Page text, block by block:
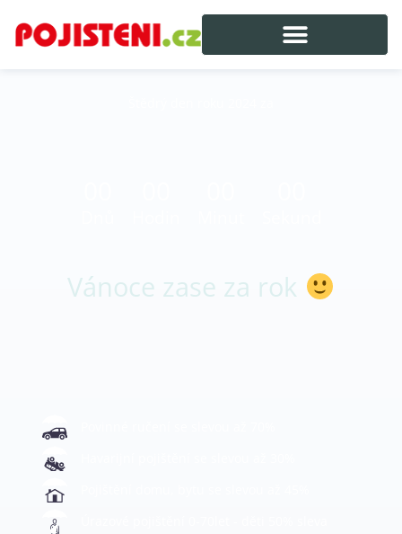
Vánoce zase za rok